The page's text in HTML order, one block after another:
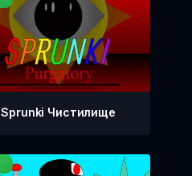
Sprunki Чистилище